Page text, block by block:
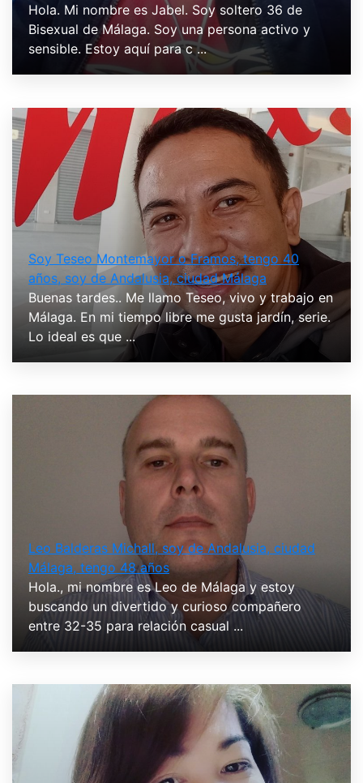
Hola. Mi nombre es Jabel. Soy soltero 36 de
Bisexual de Málaga. Soy una persona activo y
sensible. Estoy aquí para c ...
Soy Teseo Montemayor o Framos, tengo 40
años, soy de Andalusia, ciudad Málaga
Buenas tardes.. Me llamo Teseo, vivo y trabajo en
Málaga. En mi tiempo libre me gusta jardín, serie.
Lo ideal es que ...
Leo Balderas Michall, soy de Andalusia, ciudad
Málaga, tengo 48 años
Hola., mi nombre es Leo de Málaga y estoy
buscando un divertido y curioso compañero
entre 32-35 para relación casual ...